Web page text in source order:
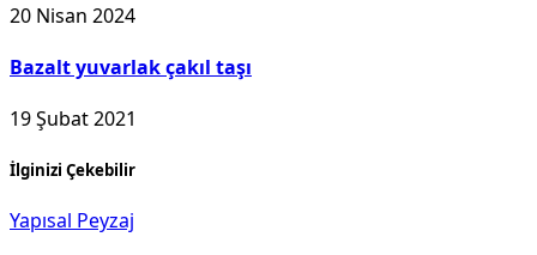
20 Nisan 2024
Bazalt yuvarlak çakıl taşı
19 Şubat 2021
İlginizi Çekebilir
Yapısal Peyzaj